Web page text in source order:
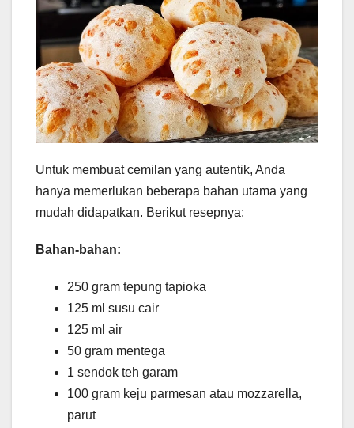
Untuk membuat cemilan yang autentik, Anda
hanya memerlukan beberapa bahan utama yang
mudah didapatkan. Berikut resepnya:
Bahan-bahan:
250 gram tepung tapioka
125 ml susu cair
125 ml air
50 gram mentega
1 sendok teh garam
100 gram keju parmesan atau mozzarella,
parut